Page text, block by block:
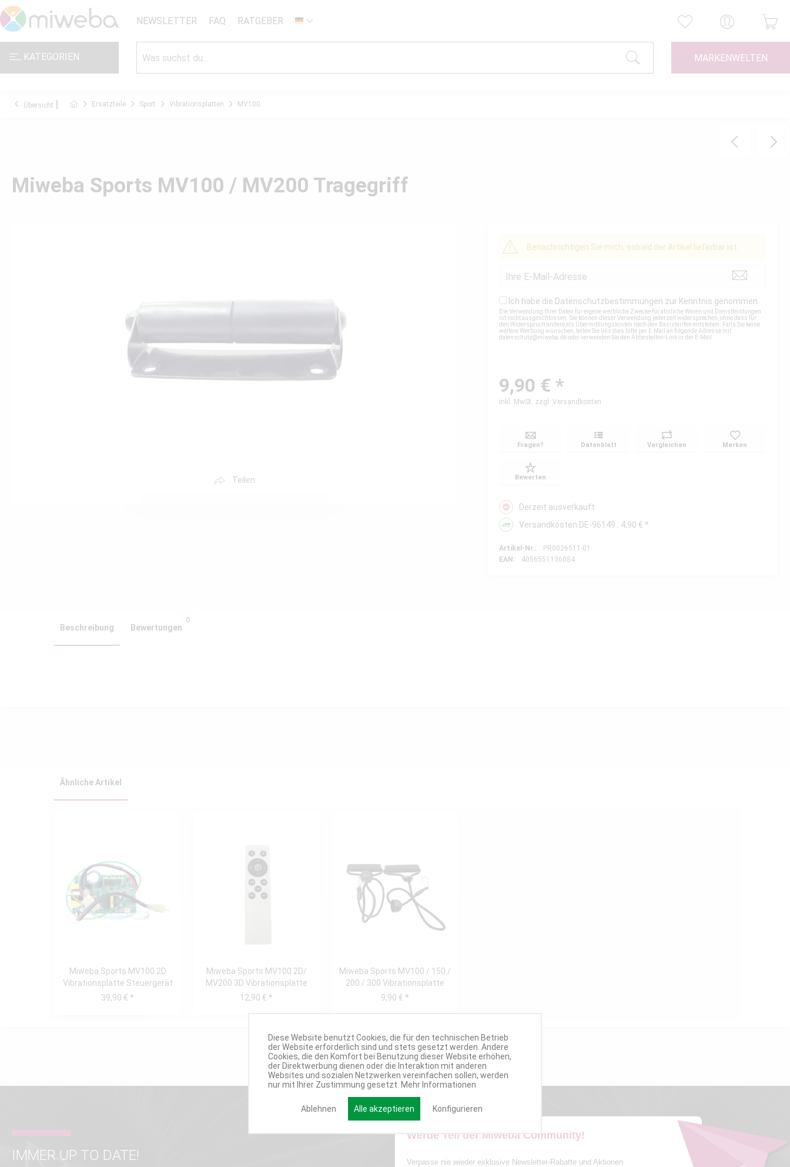
NEWSLETTER FAQ RATGEBER DE
KATEGORIEN MARKENWELTEN
Übersicht Ersatzteile Sport Vibrationsplatten MV100
Miweba Sports MV100 / MV200 Tragegriff
Teilen
Benachrichtigen Sie mich, sobald der Artikel lieferbar ist.
Ich habe die Datenschutzbestimmungen zur Kenntnis genommen.
Die Verwendung Ihrer Daten für eigene werbliche Zwecke für ähnliche Waren und Dienstleistungen
ist nicht ausgeschlossen. Sie können dieser Verwendung jederzeit widersprechen, ohne dass für
den Widerspruch andere als Übermittlungskosten nach den Basistarifen entstehen. Falls Sie keine
weitere Werbung wünschen, teilen Sie uns dies bitte per E-Mail an folgende Adresse mit:
datenschutz@miweba.deoder verwenden Sie den Abbestellen-Link in der E-Mail.
9,90 € *
inkl. MwSt. zzgl. Versandkosten
Fragen? Datenblatt Vergleichen Merken
Bewerten
Derzeit ausverkauft
Versandkosten DE-96149 : 4,90 € *
Artikel-Nr.:
PR0026511-01
EAN:
4056551136084
Beschreibung Bewertungen
0
Ähnliche Artikel
Miweba Sports MV100 2D
Vibrationsplatte Steuergerät
39,90 € *
Miweba Sports MV100 2D/
MV200 3D Vibrationsplatte
Fernbedienung
12,90 € *
Miweba Sports MV100 / 150 /
200 / 300 Vibrationsplatte
Zugband...
9,90 € *
IMMER UP TO DATE!
Werde Teil der Miweba Community!
Verpasse nie wieder exklusive Newsletter-Rabatte und Aktionen
Diese Website benutzt Cookies, die für den technischen Betrieb
der Website erforderlich sind und stets gesetzt werden. Andere
Cookies, die den Komfort bei Benutzung dieser Website erhöhen,
der Direktwerbung dienen oder die Interaktion mit anderen
Websites und sozialen Netzwerken vereinfachen sollen, werden
nur mit Ihrer Zustimmung gesetzt. Mehr Informationen
Ablehnen Alle akzeptieren Konfigurieren